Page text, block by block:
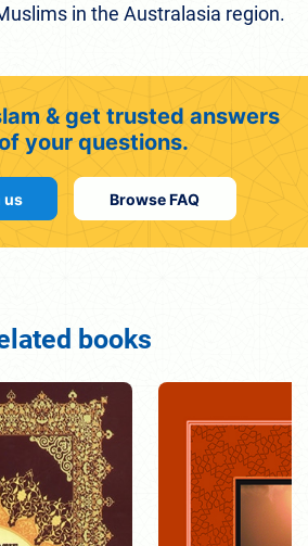
in the Australasia region.
& get trusted answers
your questions.
us Browse FAQ
books